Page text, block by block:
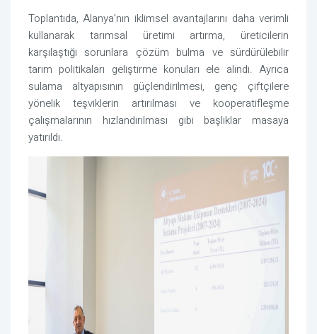
Toplantıda, Alanya’nın iklimsel avantajlarını daha verimli
kullanarak tarımsal üretimi artırma, üreticilerin
karşılaştığı sorunlara çözüm bulma ve sürdürülebilir
tarım politikaları geliştirme konuları ele alındı. Ayrıca
sulama altyapısının güçlendirilmesi, genç çiftçilere
yönelik teşviklerin artırılması ve kooperatifleşme
çalışmalarının hızlandırılması gibi başlıklar masaya
yatırıldı.